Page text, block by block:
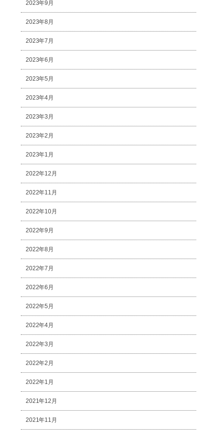
2023年9月
2023年8月
2023年7月
2023年6月
2023年5月
2023年4月
2023年3月
2023年2月
2023年1月
2022年12月
2022年11月
2022年10月
2022年9月
2022年8月
2022年7月
2022年6月
2022年5月
2022年4月
2022年3月
2022年2月
2022年1月
2021年12月
2021年11月